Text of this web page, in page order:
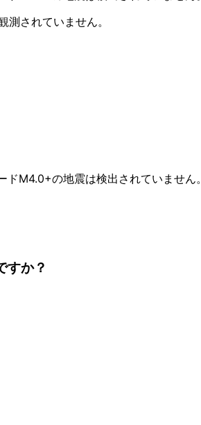
されていません。
M4.0+の地震は検出されていません。
すか？